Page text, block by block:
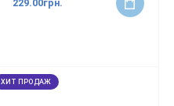
229.00грн.
ХИТ ПРОДАЖ